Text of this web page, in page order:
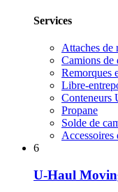
Services
Attaches de
Camions de
Remorques
Libre-
Conteneurs
Propane
Solde de
Accessoires
6
U-Haul